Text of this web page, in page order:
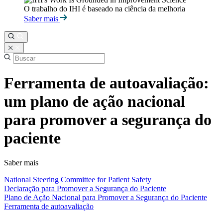
O trabalho do IHI é baseado na ciência da melhoria
Saber mais
Ferramenta de autoavaliação:
um plano de ação nacional
para promover a segurança do
paciente
Saber mais
National Steering Committee for Patient Safety
Declaração para Promover a Segurança do Paciente
Plano de Ação Nacional para Promover a Segurança do Paciente
Ferramenta de autoavaliação